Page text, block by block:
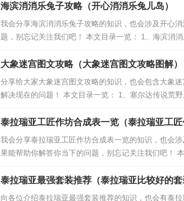
么？...
海滨消消乐兔子攻略（开心消消乐兔儿岛）
我会分享海滨消消乐兔子攻略的知识，也会涉及开心
题，别忘记关注我们吧！ 本文目录一览： 1、海滨消
收集兔子在哪儿 3、海滨消消乐长隆魔术团兔子牌怎
收集兔子攻略 海滨消...
大象迷宫图文攻略（大象迷宫图文攻略图解）
分享给大家大象迷宫图文攻略的知识，也会包含大象
解决现在的问题！ 本文目录一览： 1、塞尔达传说荒
攻略 2、《塞尔达传说荒野之息》大象迷宫打法攻略
4、赛达尔 大象迷...
泰拉瑞亚工匠作坊合成表一览（泰拉瑞亚工匠
我会分享泰拉瑞亚工匠作坊合成表一览的知识，也会
果能帮助你解答你当下的问题，别忘记关注我们吧！
可以合成什么 2、《泰拉瑞亚》工匠作坊合成表 3、泰
表 5、...
泰拉瑞亚最强套装推荐（泰拉瑞亚比较好的套
向各位介绍泰拉瑞亚最强套装推荐的知识，也会有泰